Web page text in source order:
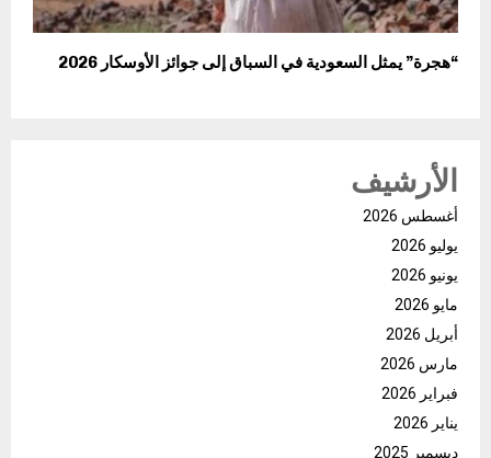
“هجرة” يمثل السعودية في السباق إلى جوائز الأوسكار 2026
الأرشيف
أغسطس 2026
يوليو 2026
يونيو 2026
مايو 2026
أبريل 2026
مارس 2026
فبراير 2026
يناير 2026
ديسمبر 2025